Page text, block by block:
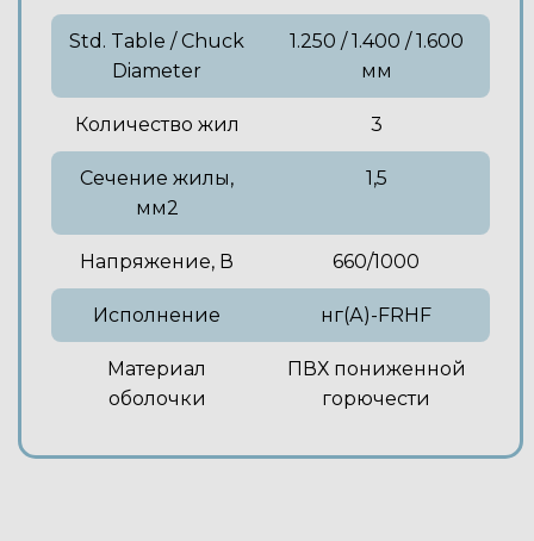
Std. Table / Chuck
Diameter
1.250 / 1.400 / 1.600
мм
Количество жил 3
Сечение жилы,
мм2
1,5
Напряжение, В 660/1000
Исполнение нг(А)-FRHF
Материал
оболочки
ПВХ пониженной
горючести